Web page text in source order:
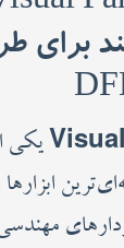
برای
یکی